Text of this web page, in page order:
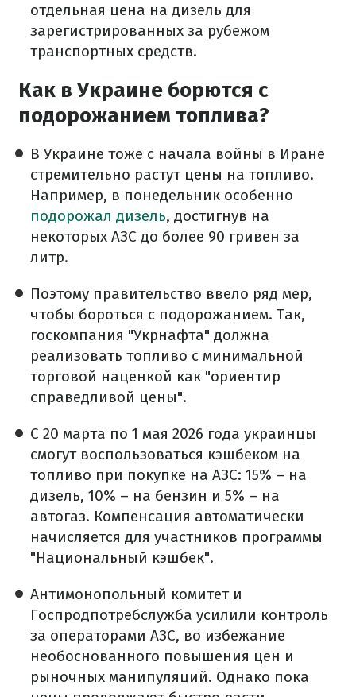
отдельная цена на дизель для
зарегистрированных за рубежом
транспортных средств.
Как в Украине борются с
подорожанием топлива?
В Украине тоже с начала войны в Иране
стремительно растут цены на топливо.
Например, в понедельник особенно
подорожал дизель, достигнув на
некоторых АЗС до более 90 гривен за
литр.
Поэтому правительство ввело ряд мер,
чтобы бороться с подорожанием. Так,
госкомпания "Укрнафта" должна
реализовать топливо с минимальной
торговой наценкой как "ориентир
справедливой цены".
С 20 марта по 1 мая 2026 года украинцы
смогут воспользоваться кэшбеком на
топливо при покупке на АЗС: 15% – на
дизель, 10% – на бензин и 5% – на
автогаз. Компенсация автоматически
начисляется для участников программы
"Национальный кэшбек".
Антимонопольный комитет и
Госпродпотребслужба усилили контроль
за операторами АЗС, во избежание
необоснованного повышения цен и
рыночных манипуляций. Однако пока